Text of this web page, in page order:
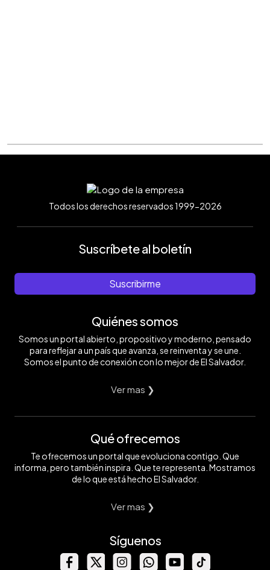
Todos los derechos reservados 1999-2026
Suscríbete al boletín
Suscribirme
Quiénes somos
Somos un portal abierto, propositivo y moderno, pensado
para reflejar a un país que avanza, se reinventa y se une.
Somos el punto de conexión con lo mejor de El Salvador.
Ver mas ❯
Qué ofrecemos
Te ofrecemos un portal que evoluciona contigo. Que
informa, pero también inspira. Que te representa. Mostramos
de lo que está hecho El Salvador.
Ver mas ❯
Síguenos